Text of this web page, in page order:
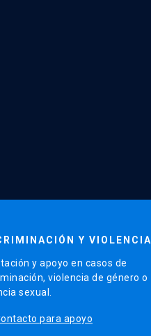
Y VIOLENCIA
y apoyo en casos de
violencia de género o
sexual.
para apoyo